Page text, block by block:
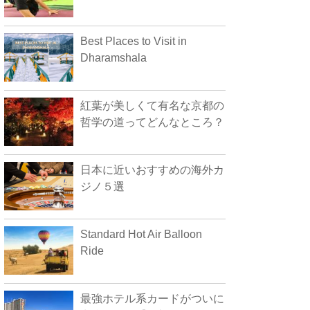
Best Places to Visit in
Dharamshala
紅葉が美しくて有名な京都の
哲学の道ってどんなところ？
日本に近いおすすめの海外カ
ジノ５選
Standard Hot Air Balloon
Ride
最強ホテル系カードがついに